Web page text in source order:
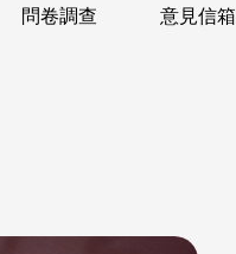
問卷調查 意見信箱